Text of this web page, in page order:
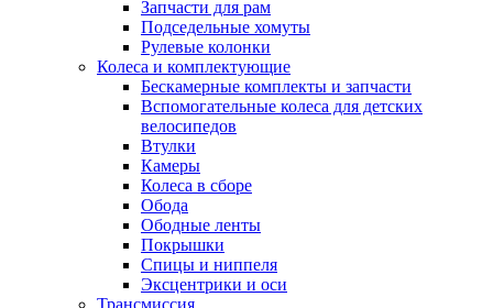
Запчасти для рам
Подседельные хомуты
Рулевые колонки
Колеса и комплектующие
Бескамерные комплекты и запчасти
Вспомогательные колеса для детских
велосипедов
Втулки
Камеры
Колеса в сборе
Обода
Ободные ленты
Покрышки
Спицы и ниппеля
Эксцентрики и оси
Трансмиссия